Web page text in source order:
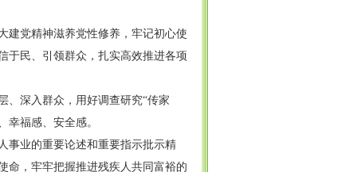
建党精神滋养党性修养，牢记初心使
于民、引领群众，扎实高效推进各项
、深入群众，用好调查研究“传家
幸福感、安全感。
事业的重要论述和重要指示批示精
命，牢牢把握推进残疾人共同富裕的